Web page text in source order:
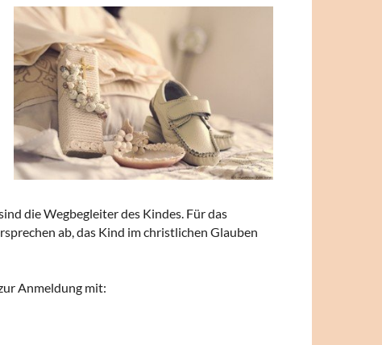
die Wegbegleiter des Kindes. Für das
ab, das Kind im christlichen Glauben
Anmeldung mit: